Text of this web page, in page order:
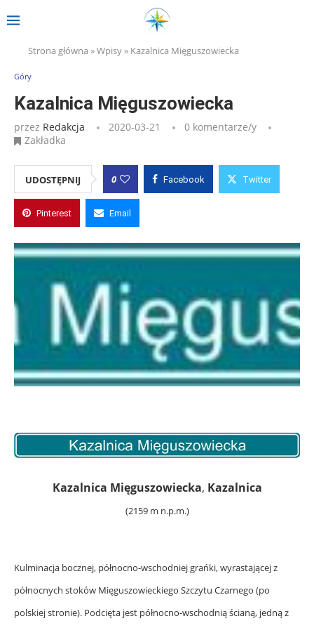
Strona główna »Wpisy» Kazalnica Mięguszowiecka
Góry
Kazalnica Mięguszowiecka
przez Redakcja 2020-03-21
0 komentarze/y
Zakładka
UDOSTĘPNIJ 0 Facebook Twitter
Pinterest Email
Kazalnica Mięguszowiecka, Kazalnica
(2159 m n.p.m.)
Kulminacja bocznej, północno-wschodniej grańki, wyrastającej z
północnych stoków Mięguszowieckiego Szczytu Czarnego (po
polskiej stronie). Podcięta jest północno-wschodnią ścianą, jedną z